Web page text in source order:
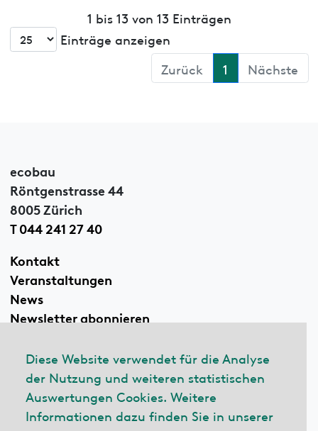
Diese Website verwendet für die Analyse
der Nutzung und weiteren statistischen
Auswertungen Cookies. Weitere
Informationen dazu finden Sie in unserer
1 bis 13 von 13 Einträgen
Einträge anzeigen
Zurück
1 Nächste
ecobau
Röntgenstrasse 44
8005 Zürich
T 044 241 27 40
Kontakt
Veranstaltungen
News
Newsletter abonnieren
Linkedin